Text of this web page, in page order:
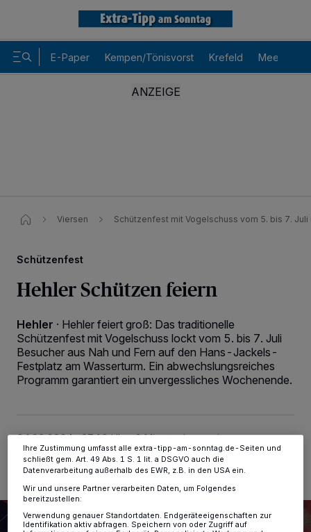
E-Paper Kempen/Tönisvorst Krefeld Meerbusch
Viersen Schützenfest mit Vogelschuss vom 5. bis 7. Juli
Schützenfest
Hehler Schützen feiern
Hehler · Hehler feiert groß: Das traditionelle
Schützenfest mit Vogelschuss lockt vom 5. bis 7. Juli
Besucher aus Nah und Fern auf den Hans-Jackels-
Festplatz am Wasserturm. Ein abwechslungsreiches
Programm garantiert ein unvergessliches Wochenende.
24.06.2024 , 07:18 Uhr 2 Minuten Lesezeit
personenbezogene Daten wie Browserdaten oder eindeutige
Kennungen auf Ihrem Gerät zu. Durch Auswahl von OK aktivieren Sie
Tracking-Technologien für die unter „Wir und unsere Partner
verarbeiten Daten, um Ihnen Dienste bereitzustellen“ aufgeführten
Zwecke. Wenn Tracker deaktiviert sind, sind manche Inhalte und
Anzeigen möglicherweise nicht mehr so relevant für Sie. Sie können
dieses Menü jederzeit wieder aufrufen, um Ihre Einstellungen zu
Ihre Zustimmung umfasst alle extra-tipp-am-sonntag.de-Seiten und
schließt gem. Art. 49 Abs. 1 S. 1 lit. a DSGVO auch die
Datenverarbeitung außerhalb des EWR, z.B. in den USA ein.
Wir und unsere Partner verarbeiten Daten, um Folgendes
bereitzustellen:
Verwendung genauer Standortdaten. Endgeräteeigenschaften zur
Identifikation aktiv abfragen. Speichern von oder Zugriff auf